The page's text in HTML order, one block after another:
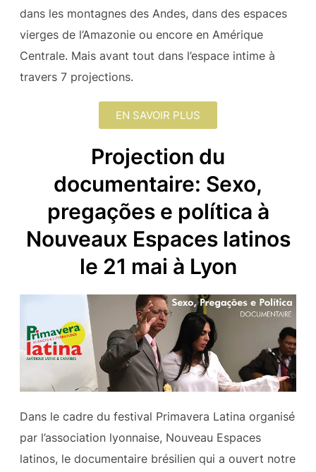
dans les montagnes des Andes, dans des espaces
vierges de l’Amazonie ou encore en Amérique
Centrale. Mais avant tout dans l’espace intime à
travers 7 projections.
EN SAVOIR PLUS
Projection du
documentaire: Sexo,
pregações e política à
Nouveaux Espaces latinos
le 21 mai à Lyon
Dans le cadre du festival Primavera Latina organisé
par l’association lyonnaise, Nouveau Espaces
latinos, le documentaire brésilien qui a ouvert notre